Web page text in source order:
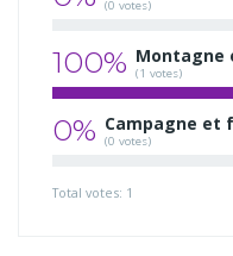
(0 votes)
100% Montagne
(1 votes)
0% Campagne et
(0 votes)
Total votes: 1